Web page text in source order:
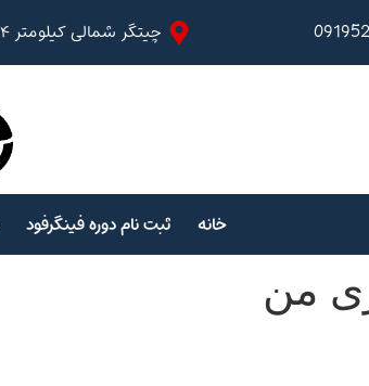
چیتگر شمالی کیلومتر ۱۴جاده مخصوص خ انصار کوچه شریفیان
خانه ثبت نام دوره فینگرفود
من